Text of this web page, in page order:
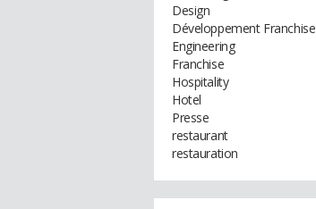
Design
Développement Franchise
Engineering
Franchise
Hospitality
Hotel
Presse
restaurant
restauration